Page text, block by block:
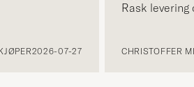
2026-07-27
Rask
CHRISTOFFER